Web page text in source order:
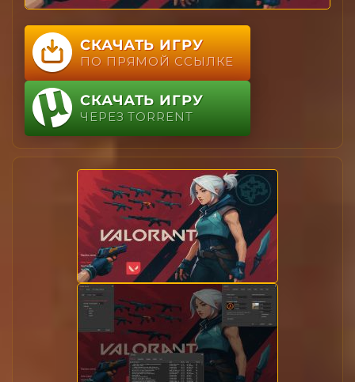
СКАЧАТЬ ИГРУ
ПО ПРЯМОЙ ССЫЛКЕ
СКАЧАТЬ ИГРУ
ЧЕРЕЗ TORRENT